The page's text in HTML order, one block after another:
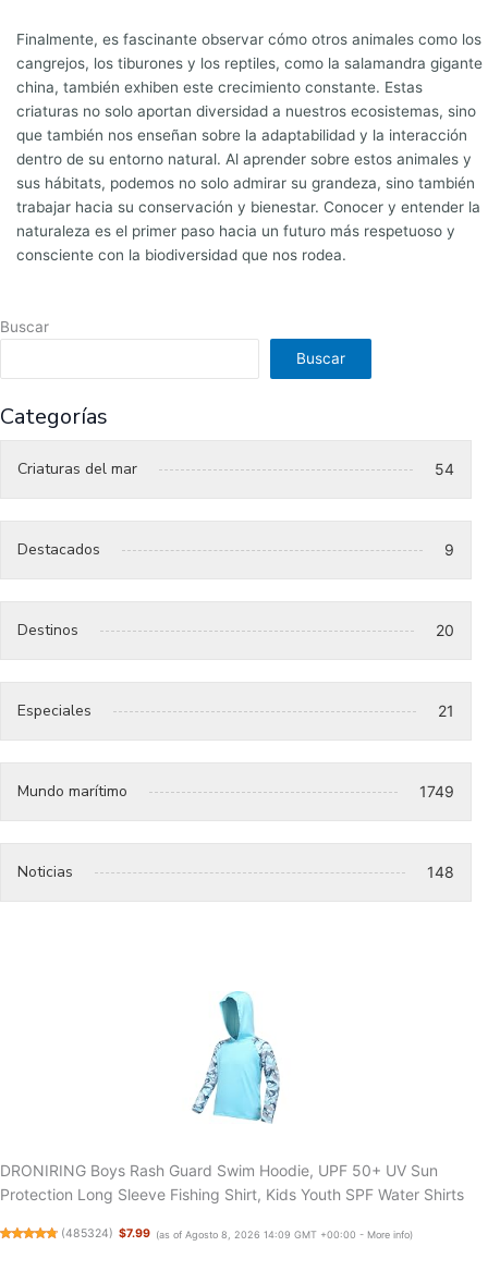
Finalmente, es fascinante observar cómo otros animales como los
cangrejos, los tiburones y los reptiles, como la salamandra gigante
china, también exhiben este crecimiento constante. Estas
criaturas no solo aportan diversidad a nuestros ecosistemas, sino
que también nos enseñan sobre la adaptabilidad y la interacción
dentro de su entorno natural. Al aprender sobre estos animales y
sus hábitats, podemos no solo admirar su grandeza, sino también
trabajar hacia su conservación y bienestar. Conocer y entender la
naturaleza es el primer paso hacia un futuro más respetuoso y
consciente con la biodiversidad que nos rodea.
Buscar
Buscar
Categorías
Criaturas del mar 54
Destacados 9
Destinos 20
Especiales 21
Mundo marítimo 1749
Noticias 148
DRONIRING Boys Rash Guard Swim Hoodie, UPF 50+ UV Sun
Protection Long Sleeve Fishing Shirt, Kids Youth SPF Water Shirts
(485324) $7.99 (as of Agosto 8, 2026 14:09 GMT +00:00 - More info)